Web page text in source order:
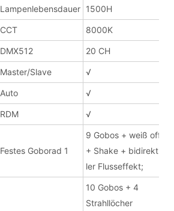
Lampenlebensdauer 1500H
CCT 8000K
DMX512 20 CH
Master/Slave √
Auto √
RDM √
Festes Goborad 1
9 Gobos + weiß offen
+ Shake + bidirektiona
ler Flusseffekt;
10 Gobos + 4
Strahllöcher